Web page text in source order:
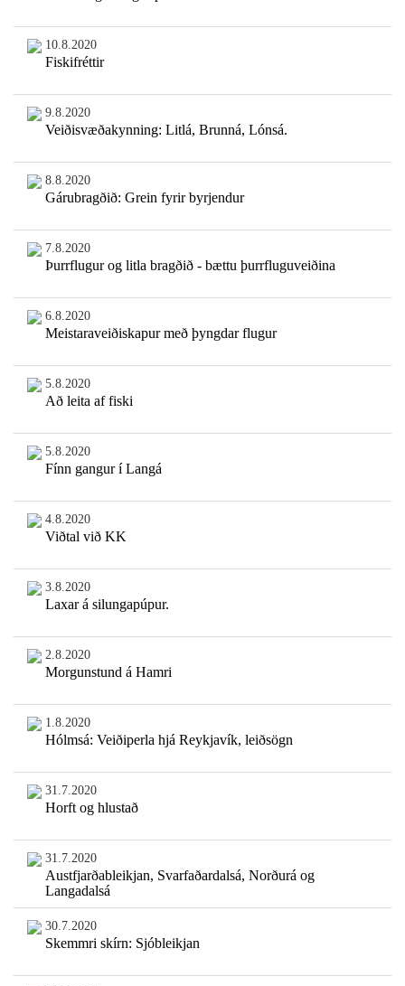
10.8.2020
Fiskifréttir
9.8.2020
Veiðisvæðakynning: Litlá, Brunná, Lónsá.
8.8.2020
Gárubragðið: Grein fyrir byrjendur
7.8.2020
Þurrflugur og litla bragðið - bættu þurrfluguveiðina
6.8.2020
Meistaraveiðiskapur með þyngdar flugur
5.8.2020
Að leita af fiski
5.8.2020
Fínn gangur í Langá
4.8.2020
Viðtal við KK
3.8.2020
Laxar á silungapúpur.
2.8.2020
Morgunstund á Hamri
1.8.2020
Hólmsá: Veiðiperla hjá Reykjavík, leiðsögn
31.7.2020
Horft og hlustað
31.7.2020
Austfjarðableikjan, Svarfaðardalsá, Norðurá og
Langadalsá
30.7.2020
Skemmri skírn: Sjóbleikjan